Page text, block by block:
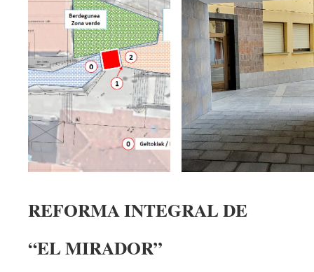
REFORMA INTEGRAL DE
“EL MIRADOR”